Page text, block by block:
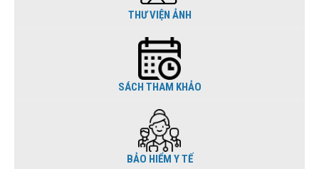
THƯ VIỆN ẢNH
SÁCH THAM KHẢO
BẢO HIỂM Y TẾ